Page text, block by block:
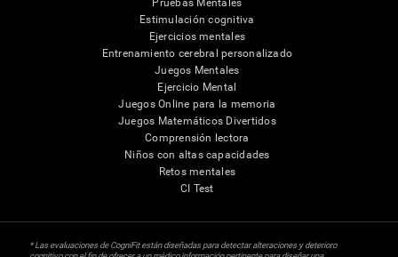
Pruebas Mentales
Estimulación cognitiva
Ejercicios mentales
Entrenamiento cerebral personalizado
Juegos Mentales
Ejercicio Mental
Juegos Online para la memoria
Juegos Matemáticos Divertidos
Comprensión lectora
Niños con altas capacidades
Retos mentales
CI Test
* Las evaluaciones de CogniFit están diseñadas para detectar alteraciones y deterioro